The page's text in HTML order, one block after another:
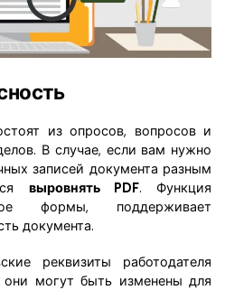
из опросов, вопросов и
В случае, если вам нужно
записей документа разным
выровнять PDF. Функция
формы, поддерживает
документа.
реквизиты работодателя
могут быть изменены для